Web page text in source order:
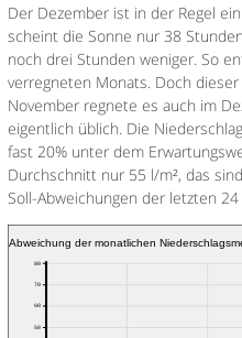
Der Dezember ist in der Regel
scheint die Sonne nur 38
noch drei Stunden weniger. So
verregneten Monats. Doch
November regnete es auch im
eigentlich üblich. Die
fast 20% unter dem
Durchschnitt nur 55 l/m², das
Soll-Abweichungen der letzten